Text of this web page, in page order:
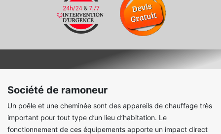
Société de ramoneur
Un poêle et une cheminée sont des appareils de chauffage très
important pour tout type d’un lieu d’habitation. Le
fonctionnement de ces équipements apporte un impact direct